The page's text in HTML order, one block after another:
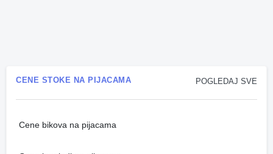
POGLEDAJ SVE
CENE STOKE NA PIJACAMA
Cene bikova na pijacama